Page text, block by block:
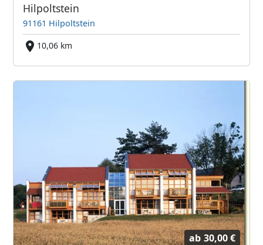
Hilpoltstein
91161 Hilpoltstein
10,06 km
ab 30,00 €